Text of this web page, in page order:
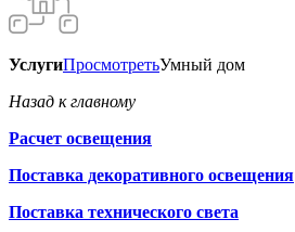
УслугиПросмотретьУмный дом
Назад к главному
Расчет освещения
Поставка декоративного освещения
Поставка технического света